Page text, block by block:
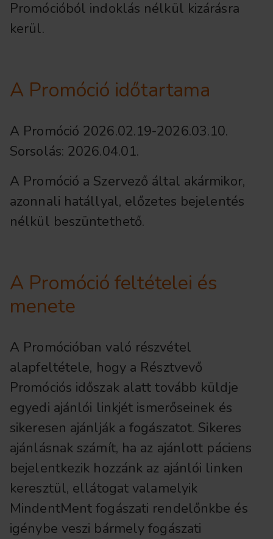
Promócióból indoklás nélkül kizárásra
kerül.
A Promóció időtartama
A Promóció 2026.02.19-2026.03.10.
Sorsolás: 2026.04.01.
A Promóció a Szervező által akármikor,
azonnali hatállyal, előzetes bejelentés
nélkül beszüntethető.
A Promóció feltételei és
menete
A Promócióban való részvétel
alapfeltétele, hogy a Résztvevő
Promóciós időszak alatt tovább küldje
egyedi ajánlói linkjét ismerőseinek és
sikeresen ajánlják a fogászatot. Sikeres
ajánlásnak számít, ha az ajánlott páciens
bejelentkezik hozzánk az ajánlói linken
keresztül, ellátogat valamelyik
MindentMent fogászati rendelőnkbe és
igénybe veszi bármely fogászati